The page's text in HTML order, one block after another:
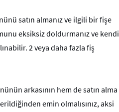
satın almanız ve ilgili bir fişe
eksiksiz doldurmanız ve kendi
2 veya daha fazla fiş
arkasının hem de satın alma
emin olmalısınız, aksi